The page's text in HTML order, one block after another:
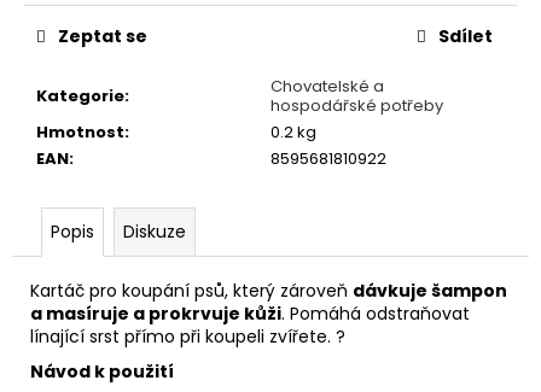
cena:
Kategorie:
Chovatelské a
hospodářské potřeby
Hmotnost:
0.2 kg
EAN: 8595681810922
Zeptat se Sdílet
Popis Diskuze
Kartáč pro koupání psů, který zároveň dávkuje šampon
a masíruje a prokrvuje kůži. Pomáhá odstraňovat
línající srst přímo při koupeli zvířete. ?
Návod k použití
e
HARMONY
AKUT
495
Kč